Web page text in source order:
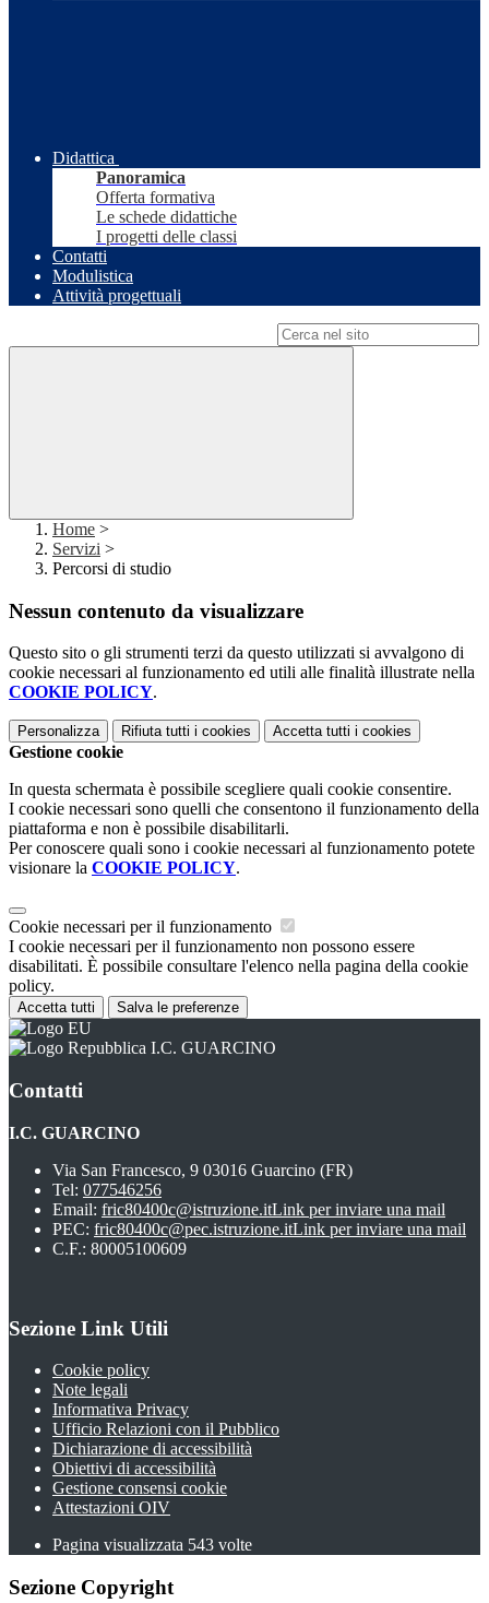
Didattica
Panoramica
Offerta formativa
Le schede didattiche
I progetti delle classi
Contatti
Modulistica
Attività progettuali
Home >
Servizi >
Percorsi di studio
Nessun contenuto da visualizzare
Questo sito o gli strumenti terzi da questo utilizzati si avvalgono di
cookie necessari al funzionamento ed utili alle finalità illustrate nella
COOKIE POLICY.
Personalizza Rifiuta tutti i cookies Accetta tutti i cookies
Gestione cookie
In questa schermata è possibile scegliere quali cookie consentire.
I cookie necessari sono quelli che consentono il funzionamento della
piattaforma e non è possibile disabilitarli.
Per conoscere quali sono i cookie necessari al funzionamento potete
visionare la COOKIE POLICY.
Cookie necessari per il funzionamento
I cookie necessari per il funzionamento non possono essere
disabilitati. È possibile consultare l'elenco nella pagina della cookie
policy.
Accetta tutti Salva le preferenze
I.C. GUARCINO
Contatti
I.C. GUARCINO
Via San Francesco, 9 03016 Guarcino (FR)
Tel: 077546256
Email: fric80400c@istruzione.itLink per inviare una mail
PEC: fric80400c@pec.istruzione.itLink per inviare una mail
C.F.: 80005100609
Sezione Link Utili
Cookie policy
Note legali
Informativa Privacy
Ufficio Relazioni con il Pubblico
Dichiarazione di accessibilità
Obiettivi di accessibilità
Gestione consensi cookie
Attestazioni OIV
Pagina visualizzata 543 volte
Sezione Copyright